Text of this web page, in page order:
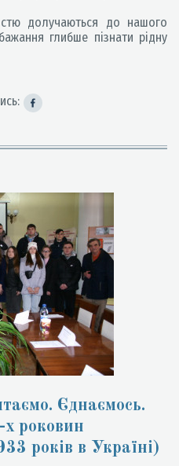
долучаються до нашого
глибше пізнати рідну
Єднаємось.
роковин
років в Україні)